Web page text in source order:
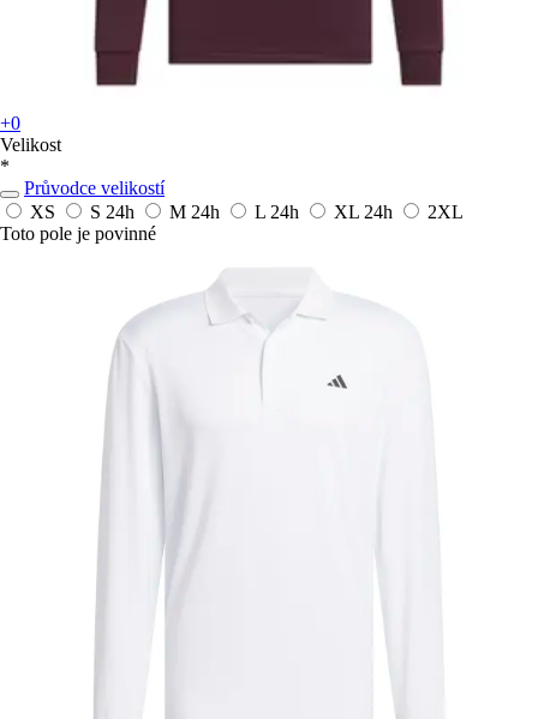
+0
Velikost
*
Průvodce velikostí
XS
S 24h M 24h L 24h XL 24h
2XL
Toto pole je povinné